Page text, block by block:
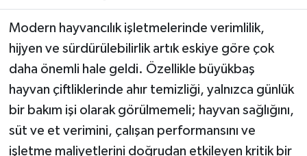
Modern hayvancılık işletmelerinde verimlilik,
hijyen ve sürdürülebilirlik artık eskiye göre çok
daha önemli hale geldi. Özellikle büyükbaş
hayvan çiftliklerinde ahır temizliği, yalnızca günlük
bir bakım işi olarak görülmemeli; hayvan sağlığını,
süt ve et verimini, çalışan performansını ve
işletme maliyetlerini doğrudan etkileyen kritik bir
TÜRKİYE
DÜNYA